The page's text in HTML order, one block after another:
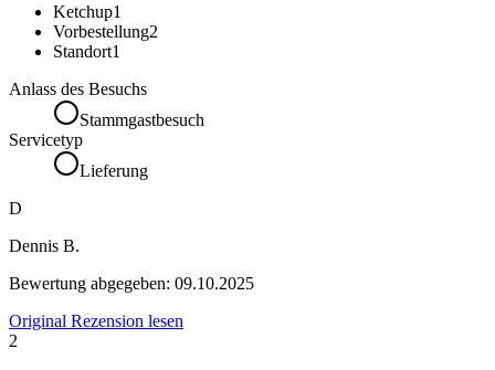
Ketchup1
Vorbestellung2
Standort1
Anlass des Besuchs
Stammgastbesuch
Servicetyp
Lieferung
D
Dennis B.
Bewertung abgegeben: 09.10.2025
Original Rezension lesen
2